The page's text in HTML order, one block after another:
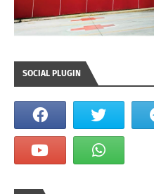
SOCIAL PLUGIN